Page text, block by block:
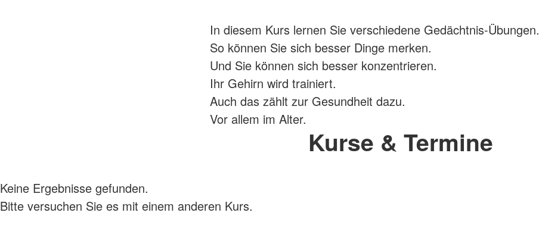
In diesem Kurs lernen Sie verschiedene Gedächtnis-Übungen.
So können Sie sich besser Dinge merken.
Und Sie können sich besser konzentrieren.
Ihr Gehirn wird trainiert.
Auch das zählt zur Gesundheit dazu.
Vor allem im Alter.
Kurse & Termine
Keine Ergebnisse gefunden.
Bitte versuchen Sie es mit einem anderen Kurs.